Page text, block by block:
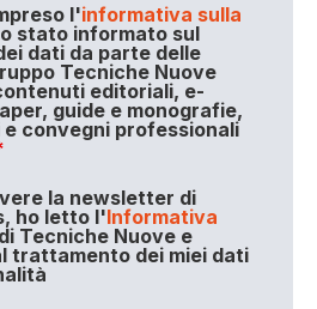
l'informativa sulla
stato informato sul
dati da parte delle
Tecniche Nuove
editoriali, e-
guide e monografie,
convegni professionali
la newsletter di
ho letto l'Informativa
Tecniche Nuove e
trattamento dei miei dati